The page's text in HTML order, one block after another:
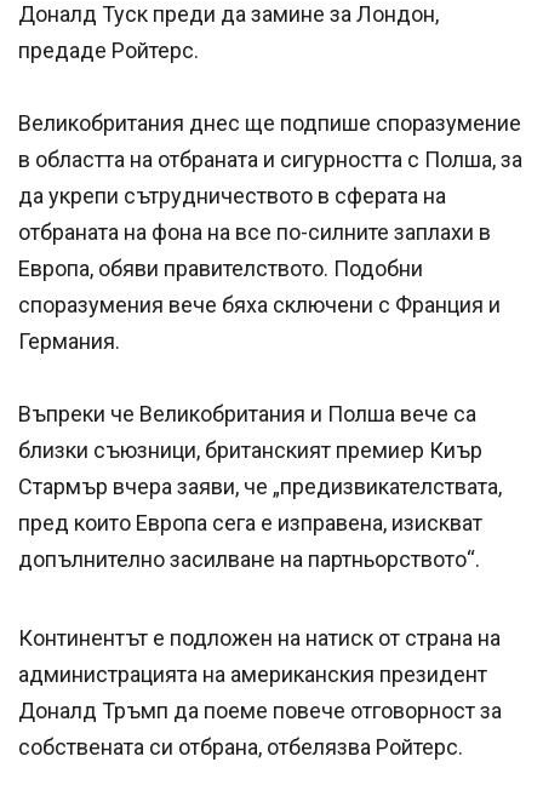
Доналд Туск преди да замине за Лондон,
предаде Ройтерс.
Великобритания днес ще подпише споразумение
в областта на отбраната и сигурността с Полша, за
да укрепи сътрудничеството в сферата на
отбраната на фона на все по-силните заплахи в
Европа, обяви правителството. Подобни
споразумения вече бяха сключени с Франция и
Германия.
Въпреки че Великобритания и Полша вече са
близки съюзници, британският премиер Киър
Стармър вчера заяви, че „предизвикателствата,
пред които Европа сега е изправена, изискват
допълнително засилване на партньорството“.
Континентът е подложен на натиск от страна на
администрацията на американския президент
Доналд Тръмп да поеме повече отговорност за
собствената си отбрана, отбелязва Ройтерс.